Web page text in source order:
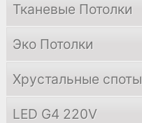
Тканевые Потолки
Эко Потолки
Хрустальные споты
LED G4 220V